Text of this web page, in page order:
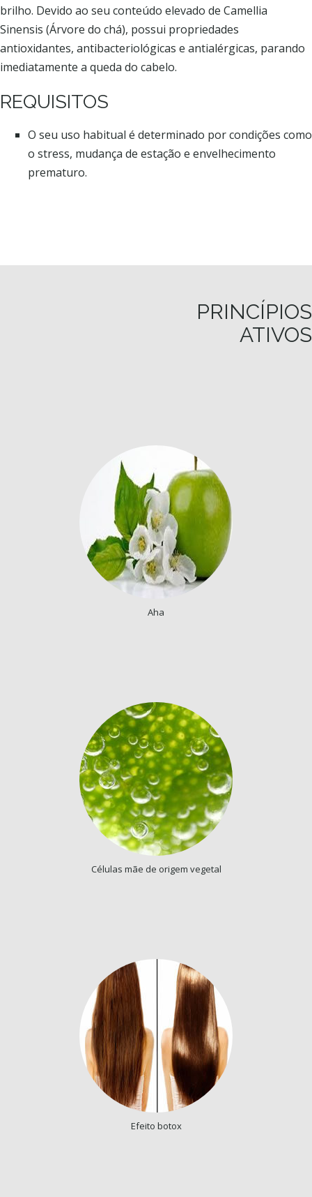
brilho. Devido ao seu conteúdo elevado de Camellia
Sinensis (Árvore do chá), possui propriedades
antioxidantes, antibacteriológicas e antialérgicas, parando
imediatamente a queda do cabelo.
REQUISITOS
O seu uso habitual é determinado por condições como
o stress, mudança de estação e envelhecimento
prematuro.
PRINCÍPIOS
ATIVOS
Aha
Células mãe de origem vegetal
Efeito botox